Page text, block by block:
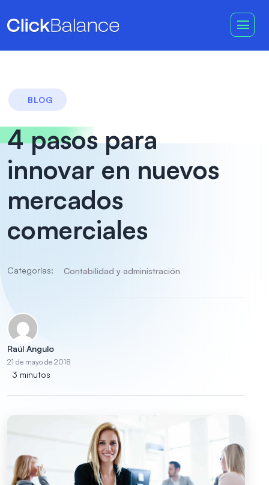
BLOG
4 pasos para
innovar en nuevos
mercados
comerciales
Categorías: Contabilidad y administración
Raúl Angulo
21 de mayo de 2018
3 minutos